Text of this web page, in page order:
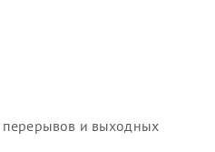
и выходных